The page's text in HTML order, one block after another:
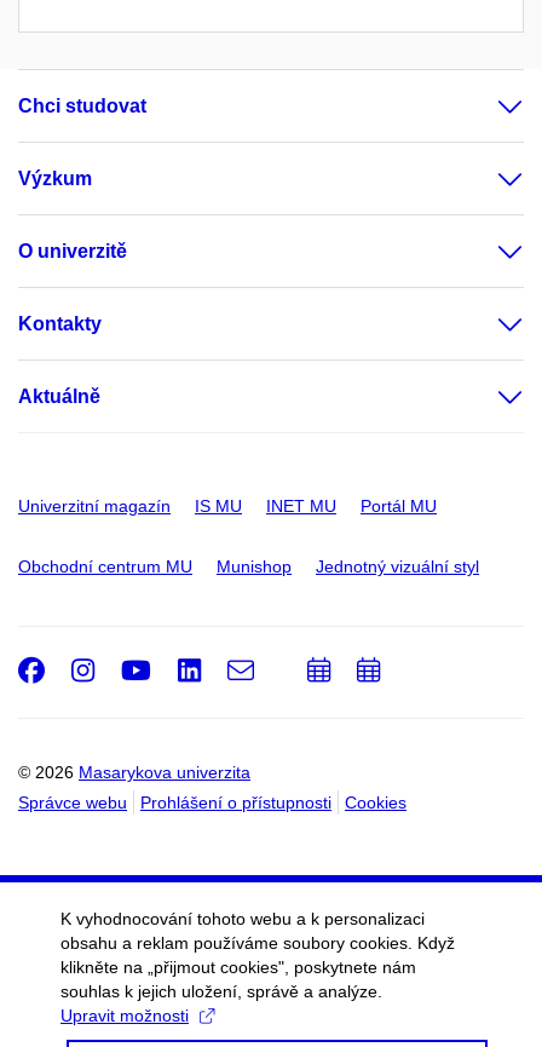
Chci studovat
Výzkum
O univerzitě
Kontakty
Aktuálně
Univerzitní magazín IS MU INET MU Portál MU
Obchodní centrum MU Munishop Jednotný vizuální styl
© 2026 Masarykova univerzita
Správce webu
Prohlášení o přístupnosti Cookies
Facebook
Instagram
Youtube
LinkedIn
e-
PřidatPřidat
K vyhodnocování tohoto webu a k personalizaci
obsahu a reklam používáme soubory cookies. Když
klikněte na „přijmout cookies", poskytnete nám
souhlas k jejich uložení, správě a analýze.
Upravit možnosti